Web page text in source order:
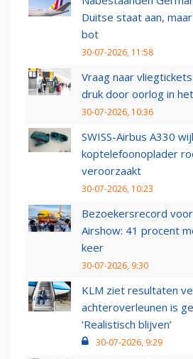
Duitse staat aan,
bot
30-07-2026, 11:58
Vraag naar
druk door oorlog in
30-07-2026, 10:36
SWISS-Airbus A330
koptelefoonoplader
veroorzaakt
30-07-2026, 10:23
Bezoekersrecord
Airshow: 41 procent
keer
30-07-2026, 9:30
KLM ziet resultaten
achteroverleunen is
‘Realistisch blijven’
30-07-2026, 9:29